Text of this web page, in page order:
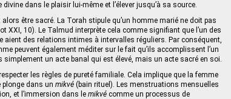
dans le plaisir lui-même et l’élever jusqu’à sa source.
être sacré. La Torah stipule qu’un homme marié ne doit pas
XXI, 10). Le Talmud interprète cela comme signifiant que l’un des
des relations intimes à intervalles réguliers. Par conséquent,
peuvent également méditer sur le fait qu’ils accomplissent l’un
simplement un acte banal qui est élevé, mais un acte sacré en soi.
les règles de pureté familiale. Cela implique que la femme
plonge dans un mikvé (bain rituel). Les menstruations mensuelles
et l’immersion dans le mikvé comme un processus de